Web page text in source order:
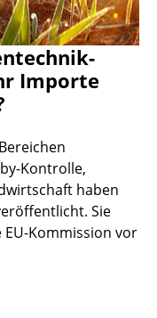
Importe
Kontrolle,
haben
Sie
Kommission vor